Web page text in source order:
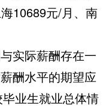
10689元/月、南
实际薪酬存在一
酬水平的期望应
业生就业总体情